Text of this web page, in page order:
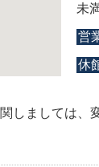
未
営
休
しましては、